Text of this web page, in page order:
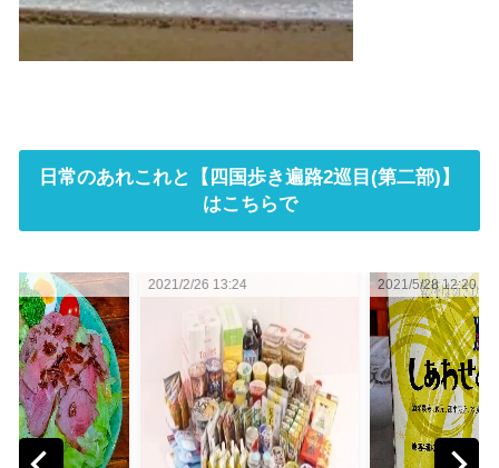
日常のあれこれと【四国歩き遍路2巡目(第二部)】
はこちらで
2021/5/28 12:20 2021/4/6 03:47
13:24